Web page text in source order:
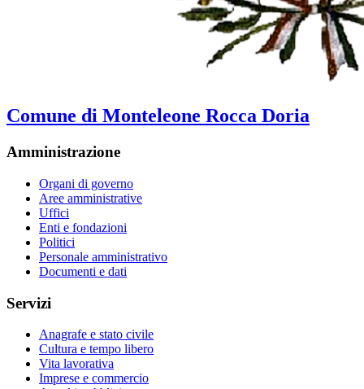
Comune di Monteleone Rocca Doria
Amministrazione
Organi di governo
Aree amministrative
Uffici
Enti e fondazioni
Politici
Personale amministrativo
Documenti e dati
Servizi
Anagrafe e stato civile
Cultura e tempo libero
Vita lavorativa
Imprese e commercio